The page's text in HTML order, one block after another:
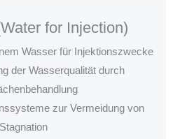
for Injection)
Wasser für Injektionszwecke
der Wasserqualität durch
zur Vermeidung von
Stagnation